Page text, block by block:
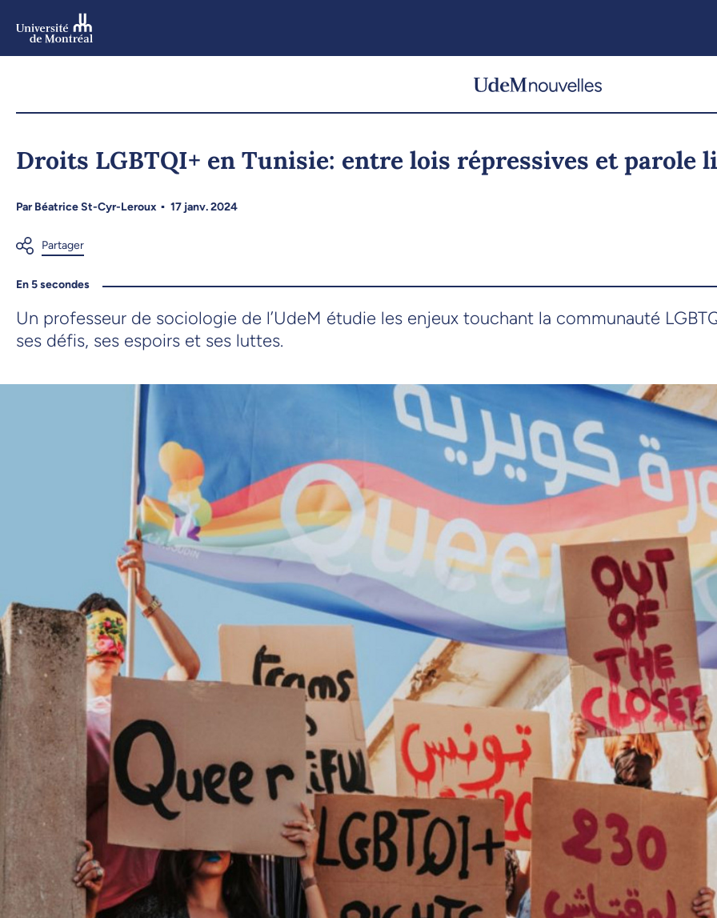
Droits LGBTQI+ en Tunisie: entre lois répressives et parole
ParBéatrice St-Cyr-Leroux 17 janv. 2024
En 5 secondes
Un professeur de sociologie de l’UdeM étudie les enjeux touchant la communauté
ses défis, ses espoirs et ses luttes.